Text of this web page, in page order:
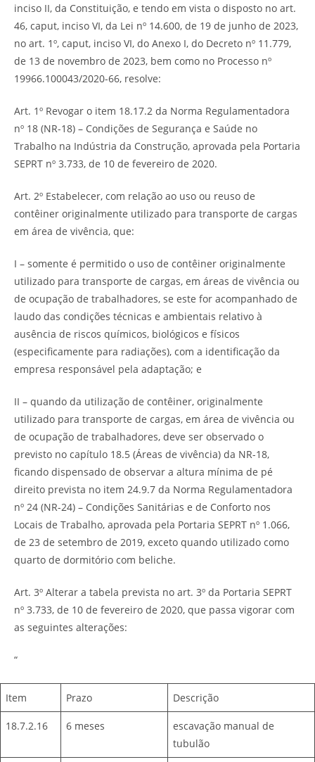
inciso II, da Constituição, e tendo em vista o disposto no art.
46, caput, inciso VI, da Lei nº 14.600, de 19 de junho de 2023,
no art. 1º, caput, inciso VI, do Anexo I, do Decreto nº 11.779,
de 13 de novembro de 2023, bem como no Processo nº
19966.100043/2020-66, resolve:
Art. 1º Revogar o item 18.17.2 da Norma Regulamentadora
nº 18 (NR-18) – Condições de Segurança e Saúde no
Trabalho na Indústria da Construção, aprovada pela Portaria
SEPRT nº 3.733, de 10 de fevereiro de 2020.
Art. 2º Estabelecer, com relação ao uso ou reuso de
contêiner originalmente utilizado para transporte de cargas
em área de vivência, que:
I – somente é permitido o uso de contêiner originalmente
utilizado para transporte de cargas, em áreas de vivência ou
de ocupação de trabalhadores, se este for acompanhado de
laudo das condições técnicas e ambientais relativo à
ausência de riscos químicos, biológicos e físicos
(especificamente para radiações), com a identificação da
empresa responsável pela adaptação; e
II – quando da utilização de contêiner, originalmente
utilizado para transporte de cargas, em área de vivência ou
de ocupação de trabalhadores, deve ser observado o
previsto no capítulo 18.5 (Áreas de vivência) da NR-18,
ficando dispensado de observar a altura mínima de pé
direito prevista no item 24.9.7 da Norma Regulamentadora
nº 24 (NR-24) – Condições Sanitárias e de Conforto nos
Locais de Trabalho, aprovada pela Portaria SEPRT nº 1.066,
de 23 de setembro de 2019, exceto quando utilizado como
quarto de dormitório com beliche.
Art. 3º Alterar a tabela prevista no art. 3º da Portaria SEPRT
nº 3.733, de 10 de fevereiro de 2020, que passa vigorar com
as seguintes alterações:
“
Item Prazo Descrição
18.7.2.16 6 meses
escavação manual de
tubulão